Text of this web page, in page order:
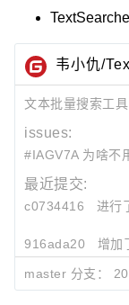
韦小仇/
文本批量搜索工具
issues:
#IAGV7A 为啥不
最近提交:
c0734416
进行
916ada20
增加
fe836441
删除
master 分支：